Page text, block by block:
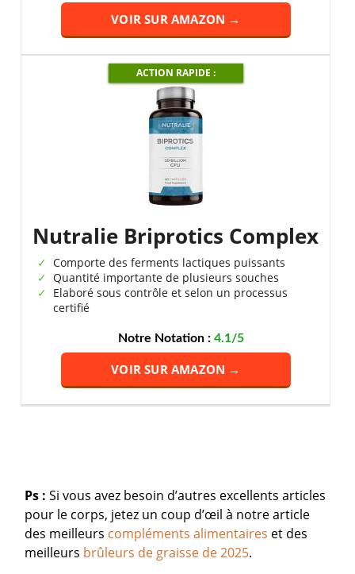
VOIR SUR AMAZON →
ACTION RAPIDE :
Nutralie Briprotics Complex
Comporte des ferments lactiques puissants
Quantité importante de plusieurs souches
Elaboré sous contrôle et selon un processus
certifié
Notre Notation :4.1/5
VOIR SUR AMAZON →
Ps : Si vous avez besoin d’autres excellents articles
pour le corps, jetez un coup d’œil à notre article
des meilleurs compléments alimentaires et des
meilleurs brûleurs de graisse de 2025.